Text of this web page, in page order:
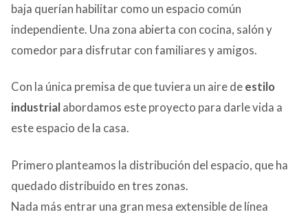
baja querían habilitar como un espacio común
independiente. Una zona abierta con cocina, salón y
comedor para disfrutar con familiares y amigos.
Con la única premisa de que tuviera un aire deestilo
industrialabordamos este proyecto para darle vida a
este espacio de la casa.
Primero planteamos la distribución del espacio, que ha
quedado distribuido en tres zonas.
Nada más entrar una gran mesa extensible de línea